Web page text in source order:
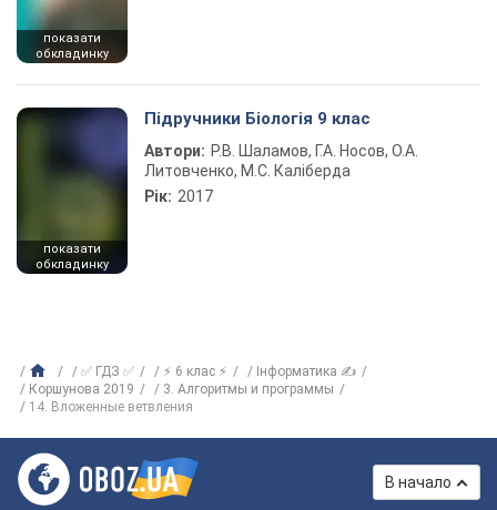
показати
обкладинку
показати
обкладинку
Підручники Біологія 9 клас
Автори: Р.В. Шаламов, Г.А. Носов, О.А.
Литовченко, М.С. Каліберда
Рік: 2017
✅ ГДЗ ✅ ⚡ 6 клас ⚡
Інформатика ✍
Коршунова 2019
3. Алгоритмы и программы
14. Вложенные ветвления
В начало